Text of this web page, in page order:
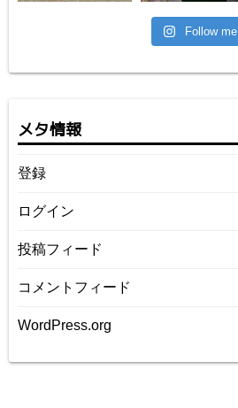
Follow me
メタ情報
登録
ログイン
投稿フィード
コメントフィード
WordPress.org